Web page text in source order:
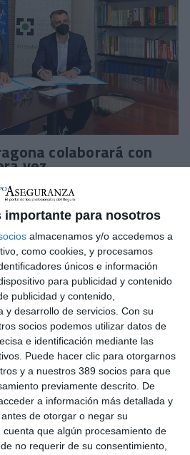
importante para nosotros
almacenamos y/o accedemos a
como cookies, y procesamos
únicos e información
para publicidad y contenido
publicidad y contenido,
y desarrollo de servicios. Con su
socios podemos utilizar datos de
e identificación mediante las
Puede hacer clic para otorgarnos
y a nuestros 389 socios para que
previamente descrito. De
a información más detallada y
de otorgar o negar su
cuenta que algún procesamiento de
no requerir de su consentimiento,
colaborará con
vez
acaba de firmar un convenio de
porprimera vez en la historia. Para
muy importante, para
valorados a nivel estatal, contar
poder ofrecer a sus colegiados la
y servicios a nivel profesional y
presidente de la entidad,
de Catalunya,Israel Ranero,
en un futuro próximo iniciar
provechosas para ambas partes.
el seguro: qué funciona ya y qué sigue
de casi 4.000 millones y